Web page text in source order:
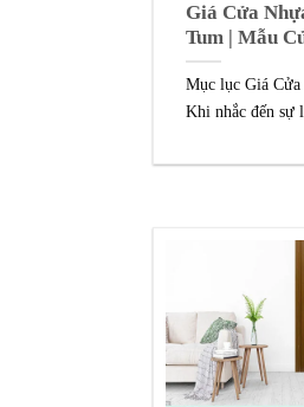
Giá Cửa
Tum | Mẫu
Mục lục Giá Cửa
Khi nhắc đến sự